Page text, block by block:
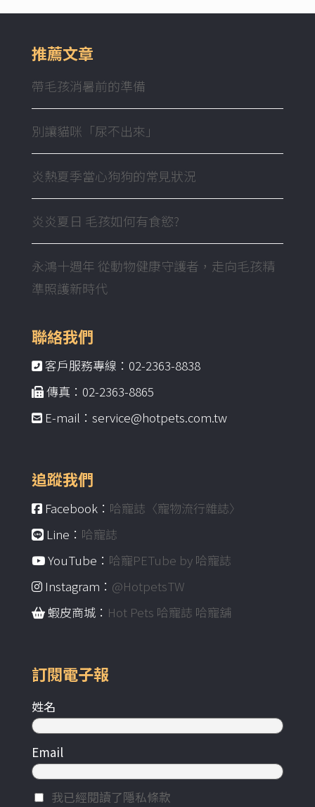
推薦文章
帶毛孩消暑前的準備
別讓貓咪「尿不出來」
炎熱夏季當心狗狗的常見狀況
炎炎夏日 毛孩如何有食慾?
永鴻十週年 從動物健康守護者，走向毛孩精
準照護新時代
聯絡我們
客戶服務專線：02-2363-8838
傳真：02-2363-8865
E-mail：service@hotpets.com.tw
追蹤我們
Facebook： 哈寵誌〈寵物流行雜誌〉
Line： 哈寵誌
YouTube： 哈寵PETube by 哈寵誌
Instagram： @HotpetsTW
蝦皮商城： Hot Pets 哈寵誌 哈寵舖
訂閱電子報
姓名
Email
我已經閱讀了隱私條款